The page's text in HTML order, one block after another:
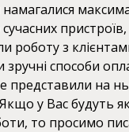
пристроїв,
роботу з
зручні способи
на
у Вас будуть
то просимо